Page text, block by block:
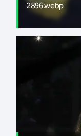
2896.webp